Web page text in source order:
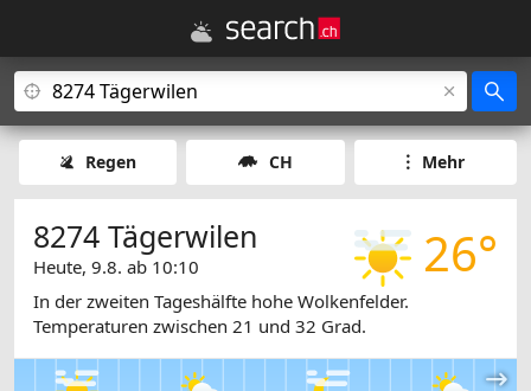
Regen CH Mehr
26°
8274 Tägerwilen
Heute, 9.8. ab 10:10
In der zweiten Tageshälfte hohe Wolkenfelder.
Temperaturen zwischen 21 und 32 Grad.